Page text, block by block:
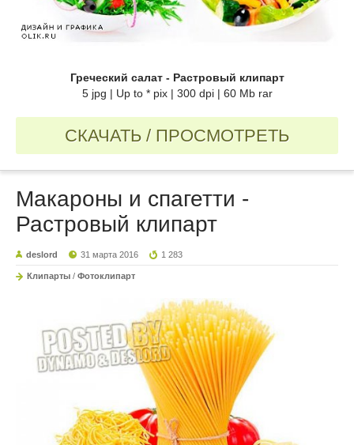
Греческий салат - Растровый клипарт
5 jpg | Up to * pix | 300 dpi | 60 Mb rar
СКАЧАТЬ / ПРОСМОТРЕТЬ
Макароны и спагетти -
Растровый клипарт
deslord 31 марта 2016 1 283
Клипарты / Фотоклипарт